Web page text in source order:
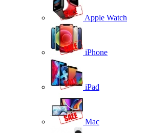
Apple Watch
iPhone
iPad
Mac